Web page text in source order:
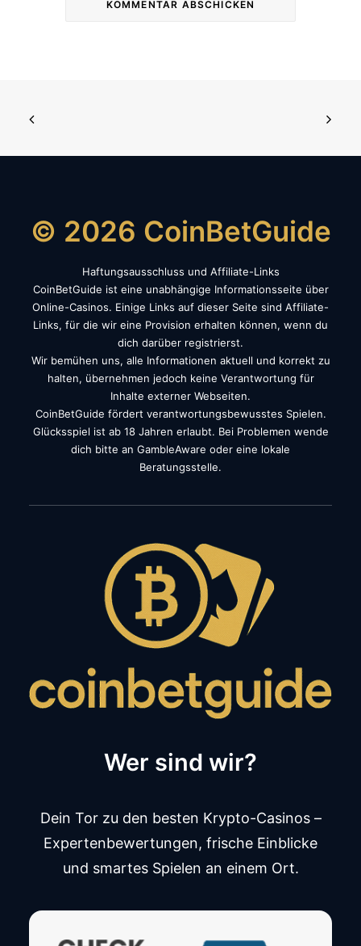
© 2026 CoinBetGuide
Haftungsausschluss und Affiliate-Links
CoinBetGuide ist eine unabhängige Informationsseite über
Online-Casinos. Einige Links auf dieser Seite sind Affiliate-
Links, für die wir eine Provision erhalten können, wenn du
dich darüber registrierst.
Wir bemühen uns, alle Informationen aktuell und korrekt zu
halten, übernehmen jedoch keine Verantwortung für
Inhalte externer Webseiten.
CoinBetGuide fördert verantwortungsbewusstes Spielen.
Glücksspiel ist ab 18 Jahren erlaubt. Bei Problemen wende
dich bitte an GambleAware oder eine lokale
Beratungsstelle.
Wer sind wir?
Dein Tor zu den besten Krypto-Casinos –
Expertenbewertungen, frische Einblicke
und smartes Spielen an einem Ort.